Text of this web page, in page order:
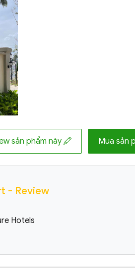
sản phẩm này Mua sản
- Review
Hotels